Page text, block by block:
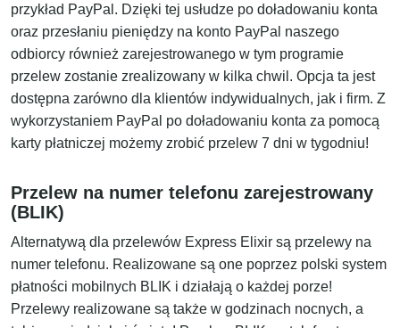
przykład PayPal. Dzięki tej usłudze po doładowaniu konta
oraz przesłaniu pieniędzy na konto PayPal naszego
odbiorcy również zarejestrowanego w tym programie
przelew zostanie zrealizowany w kilka chwil. Opcja ta jest
dostępna zarówno dla klientów indywidualnych, jak i firm. Z
wykorzystaniem PayPal po doładowaniu konta za pomocą
karty płatniczej możemy zrobić przelew 7 dni w tygodniu!
Przelew na numer telefonu zarejestrowany
(BLIK)
Alternatywą dla przelewów Express Elixir są przelewy na
numer telefonu. Realizowane są one poprzez polski system
płatności mobilnych BLIK i działają o każdej porze!
Przelewy realizowane są także w godzinach nocnych, a